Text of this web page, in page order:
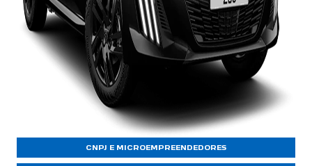
CNPJ E MICROEMPREENDEDORES